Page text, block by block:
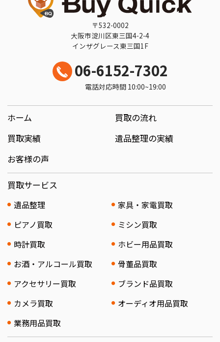
〒532-0002
大阪市淀川区東三国4-2-4
インザグレース東三国1F
06-6152-7302
電話対応時間 10:00~19:00
ホーム
買取の流れ
買取実績
遺品整理の実績
お客様の声
買取サービス
遺品整理
家具・家電買取
ピアノ買取
ミシン買取
時計買取
ホビー用品買取
お酒・アルコール買取
骨董品買取
アクセサリー買取
ブランド品買取
カメラ買取
オーディオ用品買取
業務用品買取